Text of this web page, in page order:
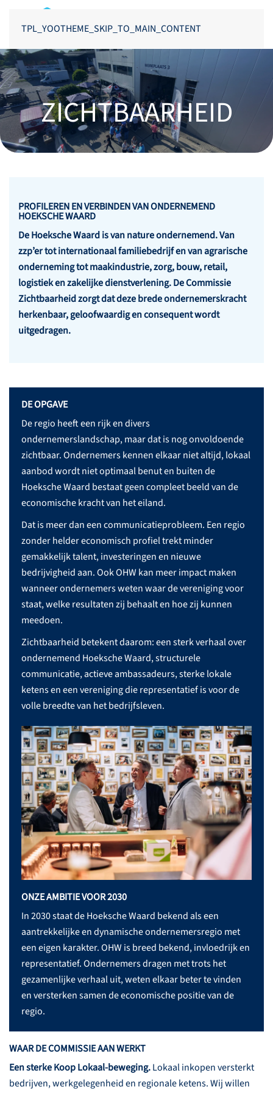
TPL_YOOTHEME_SKIP_TO_MAIN_CONTENT
ZICHTBAARHEID
PROFILEREN EN VERBINDEN VAN ONDERNEMEND
HOEKSCHE WAARD
De Hoeksche Waard is van nature ondernemend. Van
zzp’er tot internationaal familiebedrijf en van agrarische
onderneming tot maakindustrie, zorg, bouw, retail,
logistiek en zakelijke dienstverlening. De Commissie
Zichtbaarheid zorgt dat deze brede ondernemerskracht
herkenbaar, geloofwaardig en consequent wordt
uitgedragen.
DE OPGAVE
De regio heeft een rijk en divers
ondernemerslandschap, maar dat is nog onvoldoende
zichtbaar. Ondernemers kennen elkaar niet altijd, lokaal
aanbod wordt niet optimaal benut en buiten de
Hoeksche Waard bestaat geen compleet beeld van de
economische kracht van het eiland.
Dat is meer dan een communicatieprobleem. Een regio
zonder helder economisch profiel trekt minder
gemakkelijk talent, investeringen en nieuwe
bedrijvigheid aan. Ook OHW kan meer impact maken
wanneer ondernemers weten waar de vereniging voor
staat, welke resultaten zij behaalt en hoe zij kunnen
meedoen.
Zichtbaarheid betekent daarom: een sterk verhaal over
ondernemend Hoeksche Waard, structurele
communicatie, actieve ambassadeurs, sterke lokale
ketens en een vereniging die representatief is voor de
volle breedte van het bedrijfsleven.
ONZE AMBITIE VOOR 2030
In 2030 staat de Hoeksche Waard bekend als een
aantrekkelijke en dynamische ondernemersregio met
een eigen karakter. OHW is breed bekend, invloedrijk en
representatief. Ondernemers dragen met trots het
gezamenlijke verhaal uit, weten elkaar beter te vinden
en versterken samen de economische positie van de
regio.
WAAR DE COMMISSIE AAN WERKT
Een sterke Koop Lokaal-beweging.Lokaal inkopen versterkt
bedrijven, werkgelegenheid en regionale ketens. Wij willen